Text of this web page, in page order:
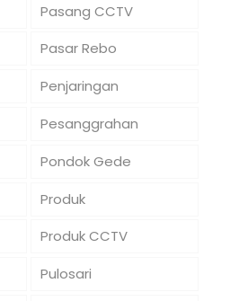
Pasang CCTV
Pasar Rebo
Penjaringan
Pesanggrahan
Pondok Gede
Produk
Produk CCTV
Pulosari